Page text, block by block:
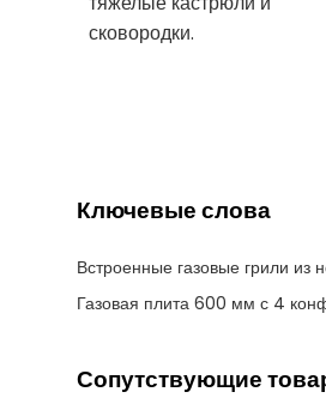
сковородки.
Ключевые слова
Встроенные газовые грили из
Газовая плита 600 мм с 4
Сопутствующие